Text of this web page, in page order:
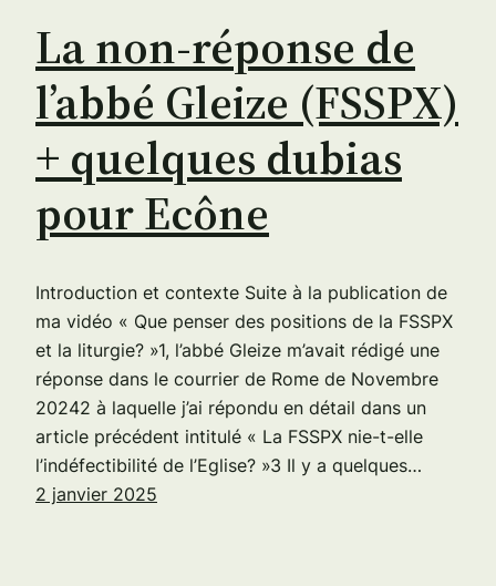
La non-réponse de
l’abbé Gleize (FSSPX)
+ quelques dubias
pour Ecône
Introduction et contexte Suite à la publication de
ma vidéo « Que penser des positions de la FSSPX
et la liturgie? »1, l’abbé Gleize m’avait rédigé une
réponse dans le courrier de Rome de Novembre
20242 à laquelle j’ai répondu en détail dans un
article précédent intitulé « La FSSPX nie-t-elle
l’indéfectibilité de l’Eglise? »3 Il y a quelques…
2 janvier 2025